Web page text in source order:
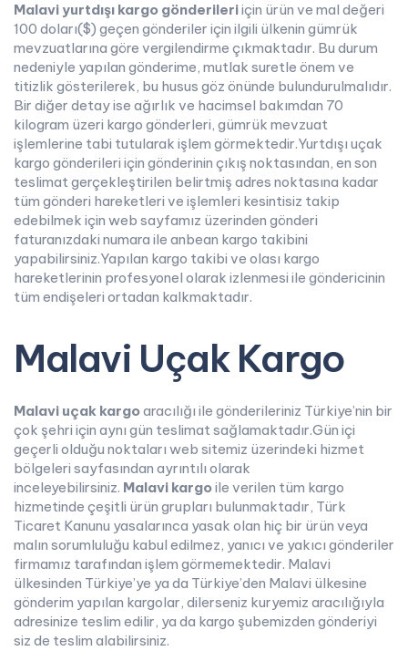
Malavi yurtdışı kargo gönderileriiçin ürün ve mal değeri
100 doları($) geçen gönderiler için ilgili ülkenin gümrük
mevzuatlarına göre vergilendirme çıkmaktadır. Bu durum
nedeniyle yapılan gönderime, mutlak suretle önem ve
titizlik gösterilerek, bu husus göz önünde bulundurulmalıdır.
Bir diğer detay ise ağırlık ve hacimsel bakımdan 70
kilogram üzeri kargo gönderleri, gümrük mevzuat
işlemlerine tabi tutularak işlem görmektedir.Yurtdışı uçak
kargo gönderileri için gönderinin çıkış noktasından, en son
teslimat gerçekleştirilen belirtmiş adres noktasına kadar
tüm gönderi hareketleri ve işlemleri kesintisiz takip
edebilmek için web sayfamız üzerinden gönderi
faturanızdaki numara ile anbean kargo takibini
yapabilirsiniz.Yapılan kargo takibi ve olası kargo
hareketlerinin profesyonel olarak izlenmesi ile göndericinin
tüm endişeleri ortadan kalkmaktadır.
Malavi Uçak Kargo
Malavi uçak kargoaracılığı ile gönderileriniz Türkiye’nin bir
çok şehri için aynı gün teslimat sağlamaktadır.Gün içi
geçerli olduğu noktaları web sitemiz üzerindeki hizmet
bölgeleri sayfasından ayrıntılı olarak
inceleyebilirsiniz. Malavi kargoile verilen tüm kargo
hizmetinde çeşitli ürün grupları bulunmaktadır, Türk
Ticaret Kanunu yasalarınca yasak olan hiç bir ürün veya
malın sorumluluğu kabul edilmez, yanıcı ve yakıcı gönderiler
firmamız tarafından işlem görmemektedir. Malavi
ülkesinden Türkiye’ye ya da Türkiye’den Malavi ülkesine
gönderim yapılan kargolar, dilerseniz kuryemiz aracılığıyla
adresinize teslim edilir, ya da kargo şubemizden gönderiyi
siz de teslim alabilirsiniz.